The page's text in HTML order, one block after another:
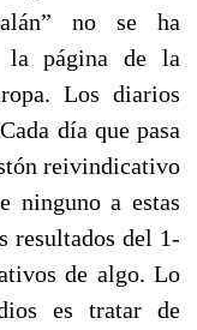
no se ha
la página de la
Los diarios
día que pasa
reivindicativo
ninguno a estas
resultados del 1-
de algo. Lo
es tratar de